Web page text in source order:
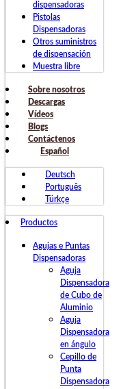
dispensadoras
Pistolas
Dispensadoras
Otros suministros
de dispensación
Muestra libre
Sobre nosotros
Descargas
Vídeos
Blogs
Contáctenos
Español
Deutsch
Português
Türkçe
Productos
Agujas e Puntas
Dispensadoras
Aguja
Dispensadora
de Cubo de
Aluminio
Aguja
Dispensadora
en ángulo
Cepillo de
Punta
Dispensadora